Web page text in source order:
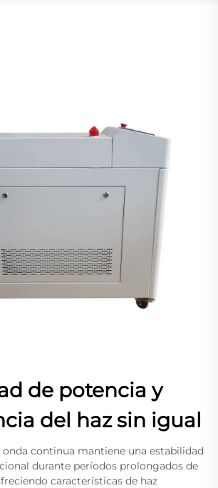
de potencia y
del haz sin igual
onda continua mantiene una estabilidad
durante períodos prolongados de
características de haz